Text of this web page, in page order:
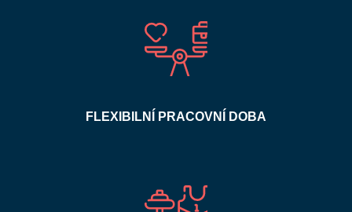
FLEXIBILNÍ PRACOVNÍ DOBA